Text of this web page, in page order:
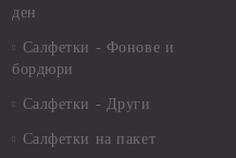
ден
Салфетки - Фонове и
бордюри
Салфетки - Други
Салфетки на пакет